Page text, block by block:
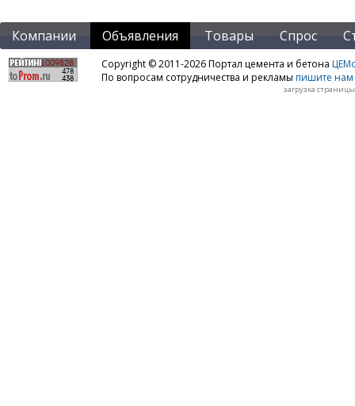
Компании Объявления Товары Спрос
Copyright © 2011-2026 Портал цемента и бетона
По вопросам сотрудничества и рекламы пишите нам
загрузка